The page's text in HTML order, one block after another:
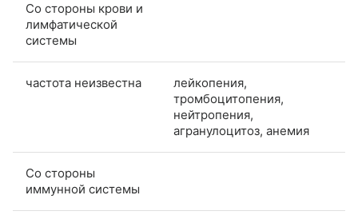
Со стороны крови и
лимфатической
системы
частота неизвестна
лейкопения,
тромбоцитопения,
нейтропения,
агранулоцитоз, анемия
Со стороны
иммунной системы